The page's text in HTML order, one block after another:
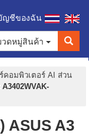
ญชีของฉัน
ดหมู่สินค้า
คอมพิวเตอร์ AI ส่วน
A3402WVAK-
ASUS A3